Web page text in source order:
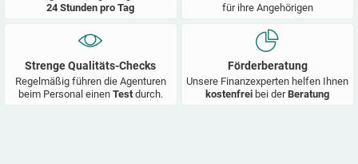
24 Stunden pro Tag
für ihre Angehörigen
Strenge Qualitäts-Checks
Regelmäßig führen die Agenturen
beim Personal einen Test durch.
Förderberatung
Unsere Finanzexperten helfen Ihnen
kostenfrei bei derBeratung